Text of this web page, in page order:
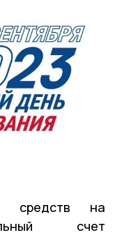
средств на
счет